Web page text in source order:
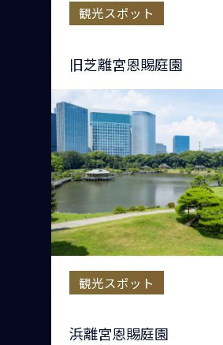
観光スポット
旧芝離宮恩賜庭園
観光スポット
浜離宮恩賜庭園